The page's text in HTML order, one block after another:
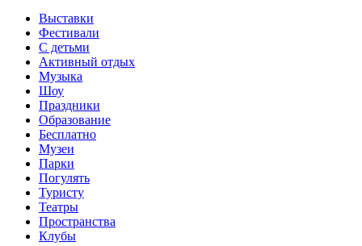
Выставки
Фестивали
С детьми
Активный отдых
Музыка
Шоу
Праздники
Образование
Бесплатно
Музеи
Парки
Погулять
Туристу
Театры
Пространства
Клубы